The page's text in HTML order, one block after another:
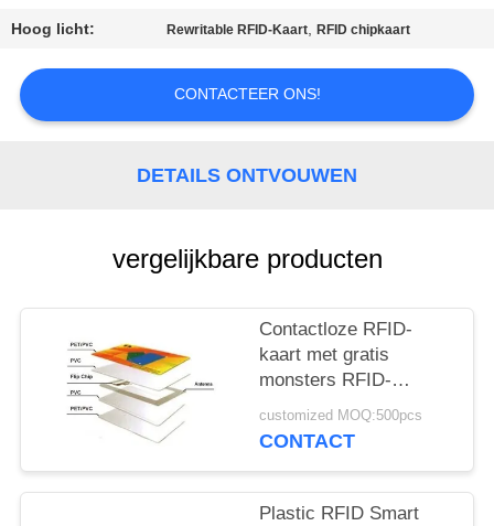
SITEMAP
PRIVACY
POLICY
Hoog licht: Rewritable RFID-Kaart,RFID chipkaart
CONTACTEER ONS!
DETAILS ONTVOUWEN
vergelijkbare producten
Contactloze RFID-
kaart met gratis
monsters RFID-
smartkaart Afdruk
blanco/afdrukmonster
customized MOQ:500pcs
CONTACT
Plastic RFID Smart